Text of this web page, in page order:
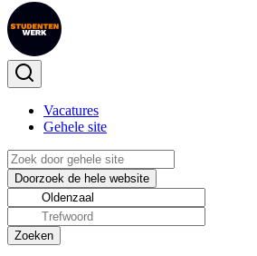
Vacatures
Gehele site